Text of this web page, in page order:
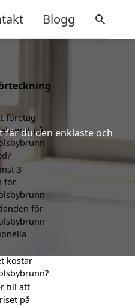
Blogg
du den enklaste och
företag
på
3
för
för
kostar
till att
på